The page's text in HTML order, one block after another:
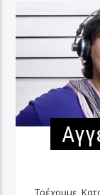
Τρέχουμε,